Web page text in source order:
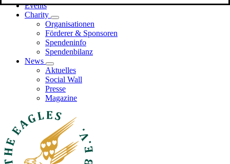
Events
Charity
Organisationen
Förderer & Sponsoren
Spendeninfo
Spendenbilanz
News
Aktuelles
Social Wall
Presse
Magazine